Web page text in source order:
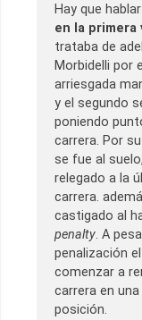
Hay que
en la primera
trataba de
Morbidelli por
arriesgada
y el segundo
poniendo
carrera. Por
se fue al
relegado a la
carrera.
castigado al
penalty. A
penalización
comenzar a
carrera en
posición.